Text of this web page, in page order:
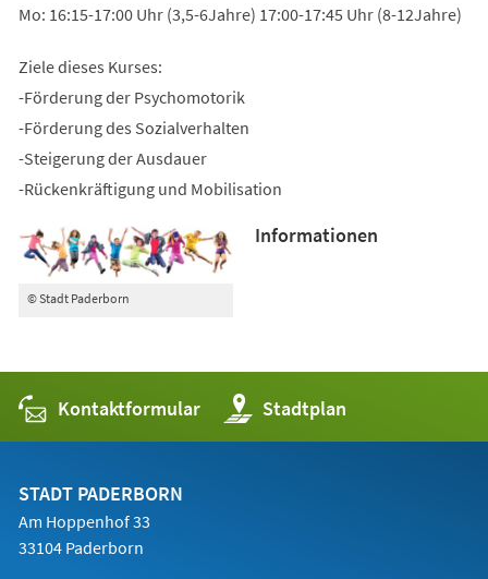
Mo: 16:15-17:00 Uhr (3,5-6Jahre) 17:00-17:45 Uhr (8-12Jahre)
Ziele dieses Kurses:
-Förderung der Psychomotorik
-Förderung des Sozialverhalten
-Steigerung der Ausdauer
-Rückenkräftigung und Mobilisation
© Stadt Paderborn
Informationen
Kontaktformular Stadtplan
(Öffnet
in
einem
STADT PADERBORN
Am Hoppenhof 33
33104 Paderborn